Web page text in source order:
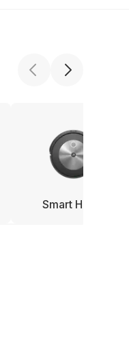
Smart Home